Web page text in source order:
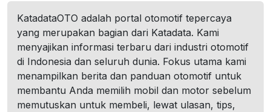
KatadataOTO adalah portal otomotif tepercaya
yang merupakan bagian dari Katadata. Kami
menyajikan informasi terbaru dari industri otomotif
di Indonesia dan seluruh dunia. Fokus utama kami
menampilkan berita dan panduan otomotif untuk
membantu Anda memilih mobil dan motor sebelum
memutuskan untuk membeli, lewat ulasan, tips,